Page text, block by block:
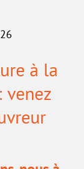
à la
venez